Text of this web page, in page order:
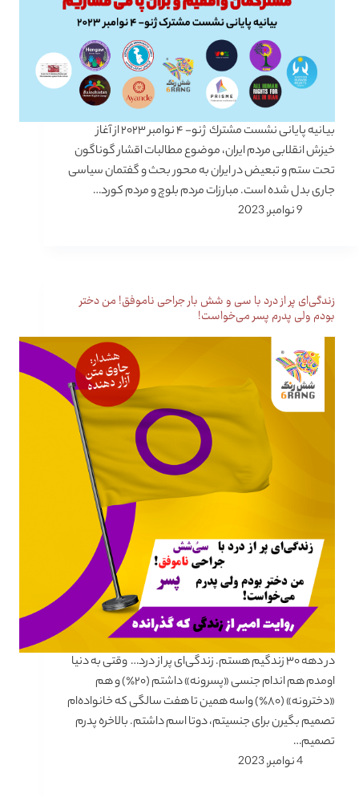
بیانیه پایانی نشست مشترك ژنو- ۴ نوامبر ۲۰۲۳ از آغاز
خیزش انقلابی مردم ایران، موضوع مطالبات اقشار گوناگون
تحت ستم و تبعیض در ایران به محور بحث و گفتمان سیاسی
جاری بدل شده است. مبارزات مردم بلوچ و مردم کورد…
9 نوامبر, 2023
زندگی‌ای پر از درد با سی و شش بار جراحی ناموفق! من دختر
بودم ولی پدرم پسر می‌خواست!
در دهه ۳۰ زندگیم هستم. زندگی‌ای پر از درد… وقتی به دنیا
اومدم هم اندام جنسی «پسرونه» داشتم (۲۰٪) و هم
«دخترونه» (۸۰٪) واسه همین تا هفت سالگی که خانواده‌ام
تصمیم بگیرن برای جنسیتم، دوتا اسم داشتم. بالاخره پدرم
تصمیم…
4 نوامبر, 2023